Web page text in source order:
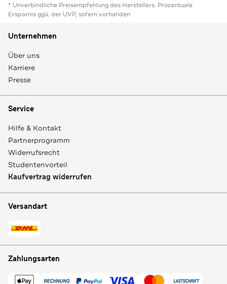
* Unverbindliche Preisempfehlung des Herstellers. Prozentuale
Ersparnis ggü. der UVP, sofern vorhanden
Unternehmen
Über uns
Karriere
Presse
Service
Hilfe & Kontakt
Partnerprogramm
Widerrufsrecht
Studentenvorteil
Kaufvertrag widerrufen
Versandart
Zahlungsarten